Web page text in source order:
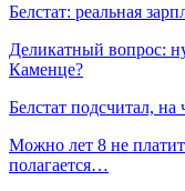
Белстат: реальная
Деликатный вопрос:
Каменце?
Белстат подсчитал, на
Можно лет 8 не
полагается…